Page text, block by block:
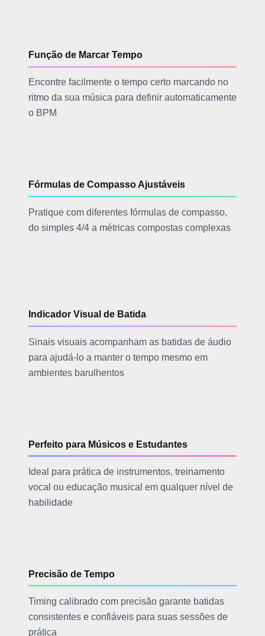
Função de Marcar Tempo
Encontre facilmente o tempo certo marcando no
ritmo da sua música para definir automaticamente
o BPM
Fórmulas de Compasso Ajustáveis
Pratique com diferentes fórmulas de compasso,
do simples 4/4 a métricas compostas complexas
Indicador Visual de Batida
Sinais visuais acompanham as batidas de áudio
para ajudá-lo a manter o tempo mesmo em
ambientes barulhentos
Perfeito para Músicos e Estudantes
Ideal para prática de instrumentos, treinamento
vocal ou educação musical em qualquer nível de
habilidade
Precisão de Tempo
Timing calibrado com precisão garante batidas
consistentes e confiáveis para suas sessões de
prática